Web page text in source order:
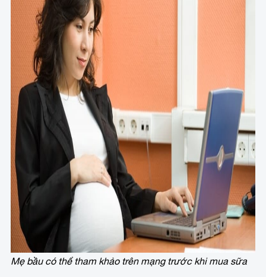
Mẹ bầu có thể tham khảo trên mạng trước khi mua sữa